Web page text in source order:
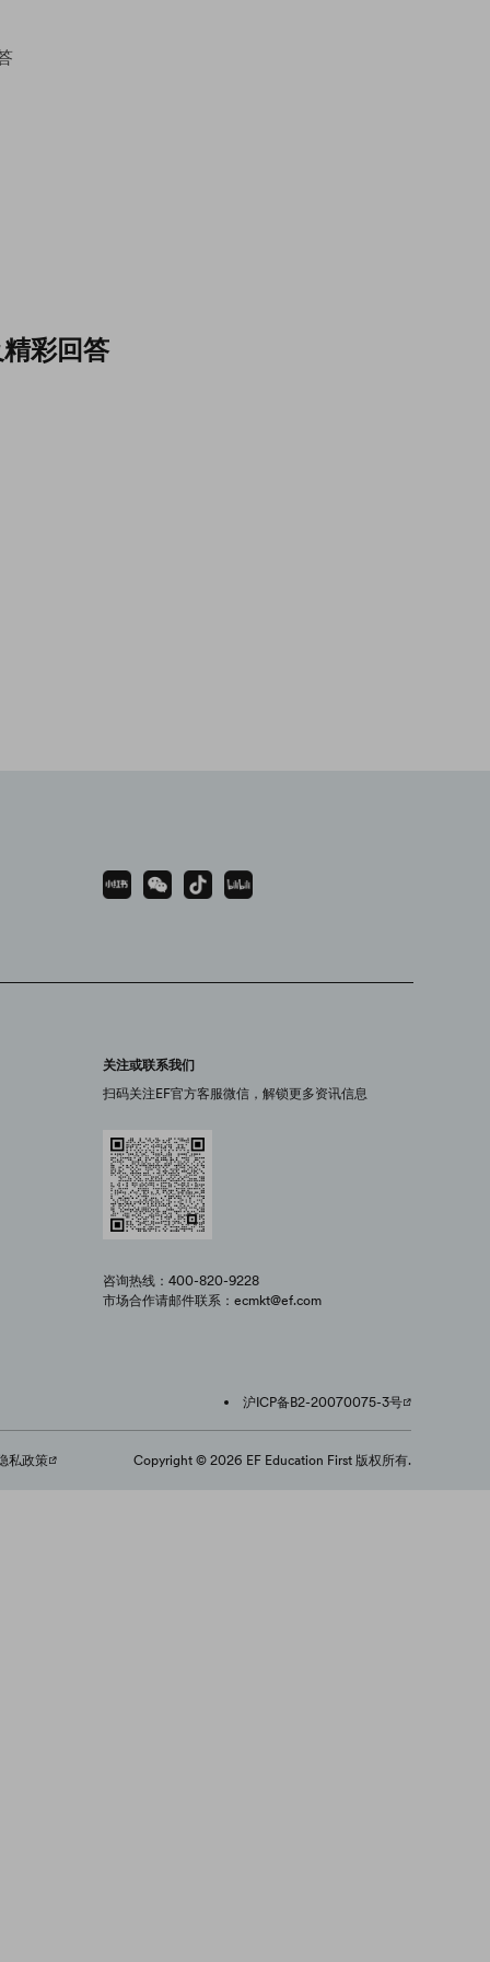
彩回答
关注或联系我们
扫码关注EF官方客服微信，解锁更多资讯信息
咨询热线：400-820-9228
市场合作请邮件联系：ecmkt@ef.com
沪ICP备B2-20070075-3号
私政策 Copyright © 2026 EF Education First 版权所有.